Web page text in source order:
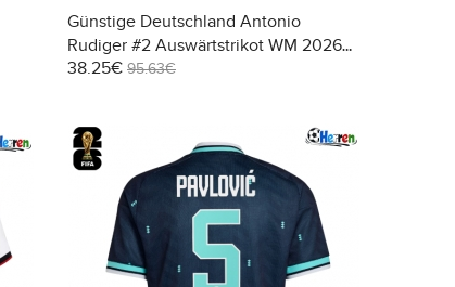
Günstige Deutschland Antonio
Rudiger #2 Auswärtstrikot WM 2026
Kurzarm
38.25€ 95.63€